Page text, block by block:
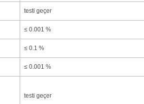
testi geçer
≤ 0.001 %
≤ 0.1 %
≤ 0.001 %
testi geçer